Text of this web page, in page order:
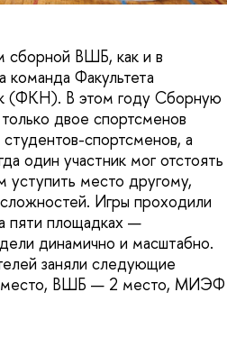
сборной ВШБ, как и в
команда Факультета
(ФКН). В этом году Сборную
двое спортсменов
спортсменов, а
один участник мог отстоять
место другому,
Игры проходили
пяти площадках —
динамично и масштабно.
заняли следующие
ВШБ — 2 место, МИЭФ